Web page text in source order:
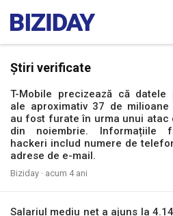
Știri verificate
T-Mobile precizează că datele
ale aproximativ 37 de
au fost furate în urma unui atac
din noiembrie. Informațiile
hackeri includ numere de
adrese de e-mail.
Biziday · acum 4 ani
Salariul mediu net a ajuns la